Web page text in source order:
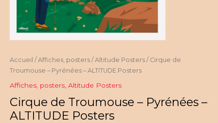
Accueil / Affiches, posters / Altitude Posters / Cirque de
Troumouse – Pyrénées – ALTITUDE Posters
Affiches, posters Altitude Posters
Cirque de Troumouse – Pyrénées –
ALTITUDE Posters